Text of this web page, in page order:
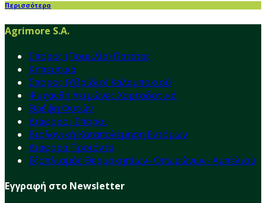
Περισσότερα
Agrimore S.A.
Σπόρος (Ποικιλία) Πατάτας
Κηπευτικά
Σπόρος (Υβρίδιο) Καλαμποκιού
Ψυχανθή Λειμώνες Χορτοδοτικά
Θρέψη Φυτών
Διάφοροι Σπόροι
Βιολογική Καταπολέμηση Εντόμων
Διάφορα Προϊόντα
Εξοπλισμός Θερμοκηπίων- Οπωρώνων- Αμπελιού
Εγγραφή στο Newsletter